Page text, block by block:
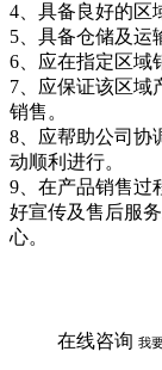
4、具备良好的区
5、具备仓储及运
6、应在指定区域
7、应保证该区域
销售。
8、应帮助公司协
动顺利进行。
9、在产品销售过
好宣传及售后服
心。
在线咨询 我